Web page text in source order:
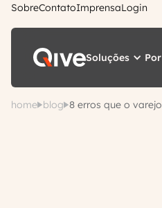
SobreContatoImprensaLogin
Soluções
home blog 8 erros que o